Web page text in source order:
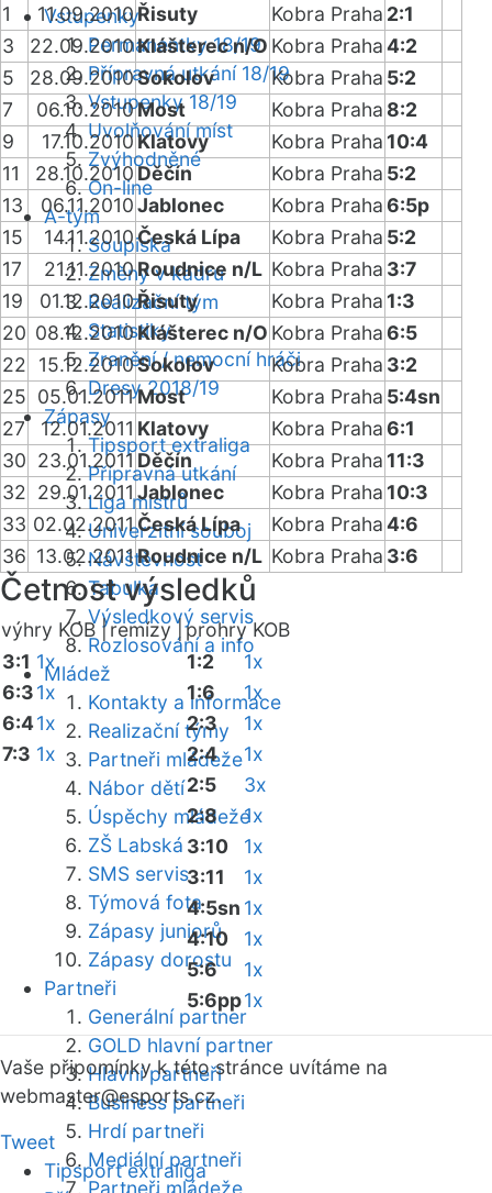
Vstupenky
Permanentky 18/19
Přípravná utkání 18/19
Vstupenky 18/19
Uvolňování míst
Zvýhodněné
On-line
A-tým
Soupiska
Změny v kádru
Realizační tým
Statistiky
Zranění / nemocní hráči
Dresy 2018/19
Zápasy
Tipsport extraliga
Přípravná utkání
Liga mistrů
Univerzitní souboj
Návštěvnost
Tabulka
Výsledkový servis
Rozlosování a info
Mládež
Kontakty a informace
Realizační týmy
Partneři mládeže
Nábor dětí
Úspěchy mládeže
ZŠ Labská
SMS servis
Týmová fota
Zápasy juniorů
Zápasy dorostu
Partneři
Generální partner
GOLD hlavní partner
Hlavní partneři
Business partneři
Hrdí partneři
Mediální partneři
Partneři mládeže
1 11.09.2010Řisuty Kobra Praha 2:1
3
22.09.2010Klášterec n/O Kobra Praha4:2
5
28.09.2010Sokolov Kobra Praha 5:2
7
06.10.2010Most Kobra Praha 8:2
9
17.10.2010Klatovy Kobra Praha 10:4
11
28.10.2010Děčín Kobra Praha 5:2
13
06.11.2010Jablonec Kobra Praha6:5p
15
14.11.2010Česká Lípa Kobra Praha 5:2
17
21.11.2010Roudnice n/L Kobra Praha 3:7
19
01.12.2010Řisuty Kobra Praha 1:3
20 08.12.2010Klášterec n/O Kobra Praha6:5
22
15.12.2010Sokolov Kobra Praha 3:2
25 05.01.2011Most Kobra Praha 5:4sn
27
12.01.2011 Klatovy Kobra Praha6:1
30 23.01.2011 Děčín Kobra Praha 11:3
32 29.01.2011 Jablonec Kobra Praha 10:3
33 02.02.2011Česká Lípa Kobra Praha4:6
36 13.02.2011Roudnice n/L Kobra Praha 3:6
Četnost výsledků
výhry KOB |remízy | prohry KOB
3:1 1x
6:31x
6:41x
7:3 1x
1:2
1x
1:6
1x
2:3
1x
2:4
1x
2:5
3x
2:8
1x
3:10
1x
3:11
1x
4:5sn 1x
4:10
1x
5:6
1x
5:6pp1x
Vaše připomínky k této stránce uvítáme na
webmaster@esports.cz.
Tweet
Tipsport extraliga